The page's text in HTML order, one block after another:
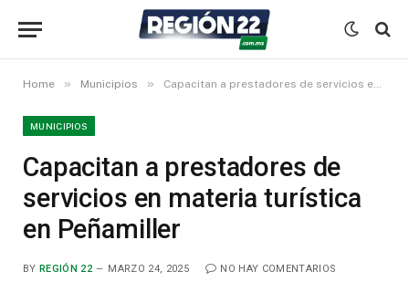
Home » Municipios » Capacitan a prestadores de servicios en materia turística en Peñamiller
MUNICIPIOS
Capacitan a prestadores de
servicios en materia turística
en Peñamiller
BY REGIÓN 22 MARZO 24, 2025
NO HAY COMENTARIOS